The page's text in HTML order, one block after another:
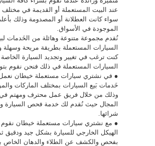
عند البيت المستعملة أو القديمة في مختلف
سواء كانت العطلانة أو المصدومة وذلك
الموجودة في الأسواق.
نُقدم مجموعة متنوعة وهائلة من الخَدمات
السيارات المستعملة بطريقة مريحة وسهلة
كنت ترغب في تغيير وتجديد السيارة
السيارات المستعملة في ذلك فنحن نقوم
● في نشتري سيارات مستعملة خيطان نعمل
خَدمات بَيع السيارات بمختلف الماركات
وذلك من خلال فريق عمل محترف ومهتم في
المجال حيث نُقدم لك خدمة فحص السيارة
شرائها.
● مع نشتري سيارات مستعملة خيطان
الهيكل الخارجي للسيارة بشكل جيد ودقيق
بفحص والكشف عن الطلاء والدهان الخاص